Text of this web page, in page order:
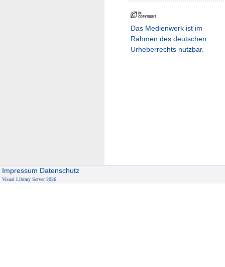
Das Medienwerk ist im
Rahmen des deutschen
Urheberrechts nutzbar.
Impressum Datenschutz
Visual Library Server 2026